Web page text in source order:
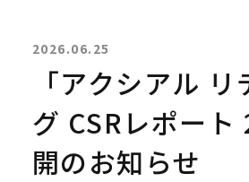
2026.06.25
「アクシアル
グ CSRレポート
開のお知らせ